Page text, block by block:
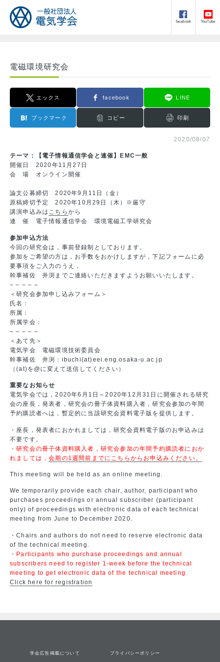
facebook YouTube
電磁環境研究会
エックス facebook LINE
ブックマーク コピー 印刷
2020/08/07
テーマ：【電子情報通信学会と連催】EMC一般
開催日 2020年11月27日
会 場 オンライン開催
論文公募締切 2020年9月11日（金）
原稿締切予定 2020年10月29日（木）※厳守
講演申込みは こちら から
連 催 電子情報通信学会 環境電磁工学研究会
参加申込方法
今回の研究会は，事前登録制としております。
参加をご希望の方は，お手数をおかけしますが，下記フォームに必
要事項をご入力のうえ，
幹事補佐 井渕までご連絡いただきますようお願いいたします。
– – – – –
＜研究会参加申し込みフォーム＞
氏名：
所属：
所属学会：
– – – – –
＜あて先＞
電気学会 電磁環境技術委員会
幹事補佐 井渕：ibuchi(at)eei.eng.osaka-u.ac.jp
（(at)を@に変えて送信してください）
重要なお知らせ
電気学会では，2020年6月1日～2020年12月31日に開催される研究
会の座長，発表者，研究会の冊子体資料購入者，研究会参加の年間
予約購読者へは，暫定的に当該研究会資料電子版を提供します。
・座長，発表者におかれましては，研究会資料電子版のお申込みは
不要です。
・研究会の冊子体資料購入者，研究会参加の年間予約購読者におか
れましては，会期の1週間前までにこちらからお申込みください。
This meeting will be held as an online meeting.
We temporarily provide each chair, author, participant who
purchases proceedings or annual subscriber (participant
only) of proceedings with electronic data of each technical
meeting from June to December 2020.
・Chairs and authors do not need to reserve electronic data
of the technical meeting.
・Participants who purchase proceedings and annual
subscribers need to register 1-week before the technical
meeting to get electronic data of the technical meeting.
Click here for registration
学会広告掲載について プライバシーポリシー